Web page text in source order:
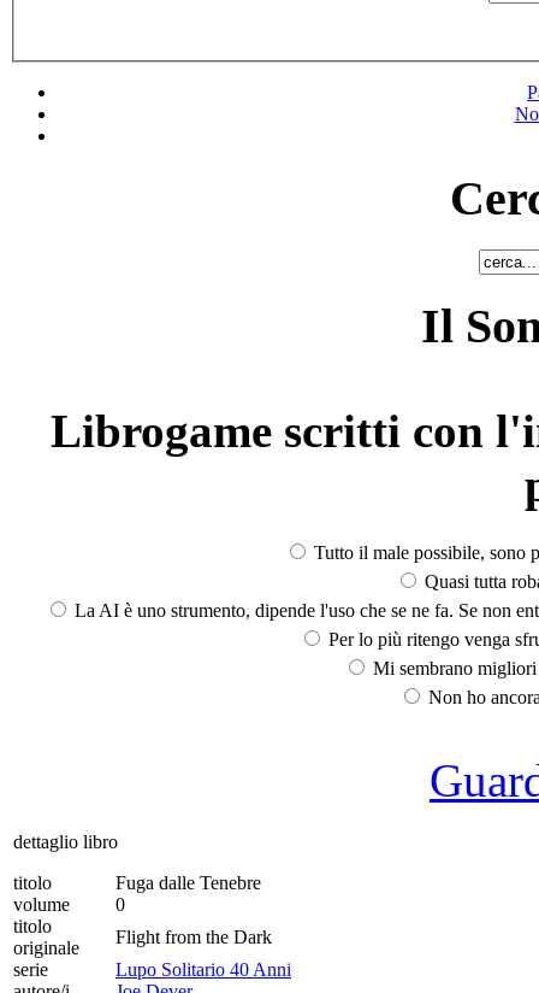
Il
Librogame scritti con
Tutto il male possibile, sono
Quasi tutta
La AI è uno strumento, dipende l'uso che se ne fa. Se non
Per lo più ritengo venga
Mi sembrano
Non ho
dettaglio libro
titolo
Fuga dalle Tenebre
volume
0
titolo
originale
Flight from the Dark
serie
Lupo Solitario 40 Anni